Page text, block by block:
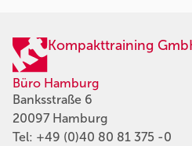
Kompakttraining
Büro Hamburg
Banksstraße 6
20097 Hamburg
Tel: +49 (0)40 80 81 375 -0